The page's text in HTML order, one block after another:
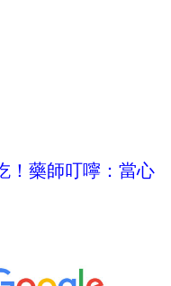
！藥師叮嚀：當心